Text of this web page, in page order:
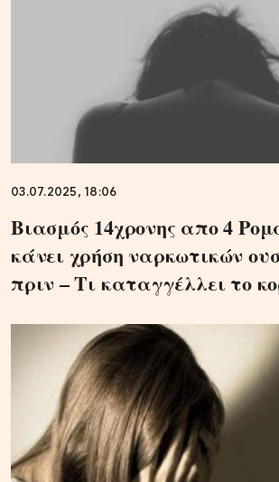
03.07.2025, 18:06
Βιασμός 14χρονης απο 4
κάνει χρήση ναρκωτικών
πριν – Τι καταγγέλλει το